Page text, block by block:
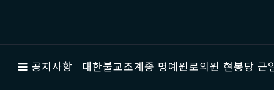
공지사항 대한불교조계종 명예원로의원 현봉당